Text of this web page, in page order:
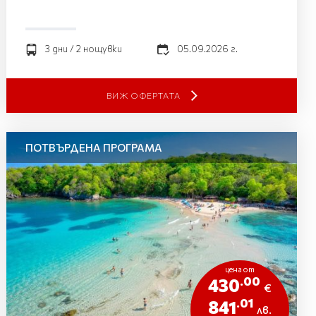
3 дни / 2 нощувки 05.09.2026 г.
ВИЖ ОФЕРТАТА
ПОТВЪРДЕНА ПРОГРАМА
цена от
430.00 €
841.01 лв.